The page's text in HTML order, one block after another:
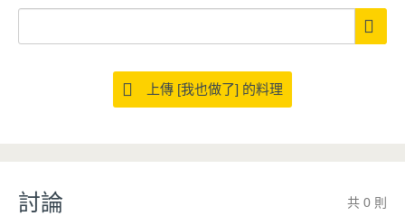
上傳 [我也做了] 的料理
討論 共 0 則